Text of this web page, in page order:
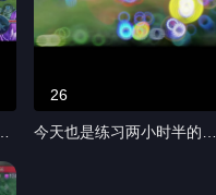
26
今天也是练习两小时半的一